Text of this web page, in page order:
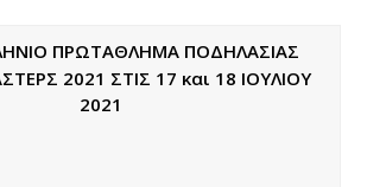
ΠΡΩΤΑΘΛΗΜΑ ΠΟΔΗΛΑΣΙΑΣ
2021 ΣΤΙΣ 17 και 18 ΙΟΥΛΙΟΥ
2021